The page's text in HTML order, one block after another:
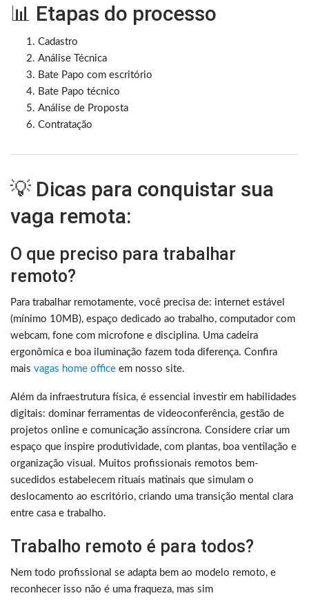
📊 Etapas do processo
Cadastro
Análise Técnica
Bate Papo com escritório
Bate Papo técnico
Análise de Proposta
Contratação
💡 Dicas para conquistar sua
vaga remota:
O que preciso para trabalhar
remoto?
Para trabalhar remotamente, você precisa de: internet estável
(mínimo 10MB), espaço dedicado ao trabalho, computador com
webcam, fone com microfone e disciplina. Uma cadeira
ergonômica e boa iluminação fazem toda diferença. Confira
mais vagas home office em nosso site.
Além da infraestrutura física, é essencial investir em habilidades
digitais: dominar ferramentas de videoconferência, gestão de
projetos online e comunicação assíncrona. Considere criar um
espaço que inspire produtividade, com plantas, boa ventilação e
organização visual. Muitos profissionais remotos bem-
sucedidos estabelecem rituais matinais que simulam o
deslocamento ao escritório, criando uma transição mental clara
entre casa e trabalho.
Trabalho remoto é para todos?
Nem todo profissional se adapta bem ao modelo remoto, e
reconhecer isso não é uma fraqueza, mas sim